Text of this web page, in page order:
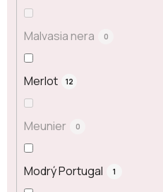
Malvasia nera 0
Merlot 12
Meunier 0
Modrý Portugal 1